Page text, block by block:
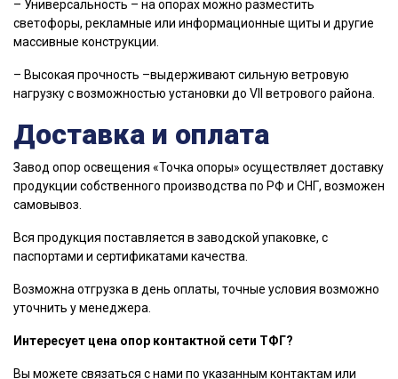
– Универсальность – на опорах можно разместить
светофоры, рекламные или информационные щиты и другие
массивные конструкции.
– Высокая прочность –выдерживают сильную ветровую
нагрузку с возможностью установки до VII ветрового района.
Доставка и оплата
Завод опор освещения «Точка опоры» осуществляет доставку
продукции собственного производства по РФ и СНГ, возможен
самовывоз.
Вся продукция поставляется в заводской упаковке, с
паспортами и сертификатами качества.
Возможна отгрузка в день оплаты, точные условия возможно
уточнить у менеджера.
Интересует цена опор контактной сети ТФГ?
Вы можете связаться с нами по указанным контактам или